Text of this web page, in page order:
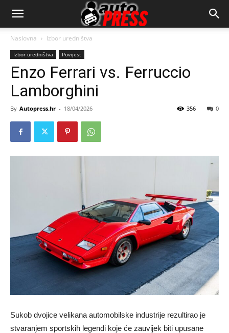
AutopressHR
Naslovna Izbor uredništva
Izbor uredništva Povijest
Enzo Ferrari vs. Ferruccio
Lamborghini
By Autopress.hr - 18/04/2026 0
356
Sukob dvojice velikana automobilske industrije rezultirao je
stvaranjem sportskih legendi koje će zauvijek biti upusane